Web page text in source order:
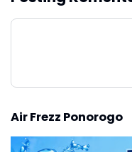
Air Frezz Ponorogo